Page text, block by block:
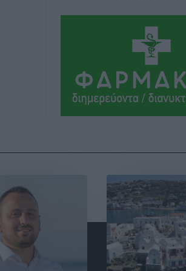
πριν 7 ώρες
Το στενό της Κρεμαστής
λίστα των 7 θαυμάτων της
Δημο-Κρίσεις• πριν 8 ώρες
Γ. Χατζημάρκος: “Δύο
δεσμεύσεις Γεωργιάδη” –
τους γιατρούς των νησιών
συνεργασία Ρόδου με το
Ακτινοθεραπευτικό
Τοπικές Ειδήσεις• πριν 8 ώρες